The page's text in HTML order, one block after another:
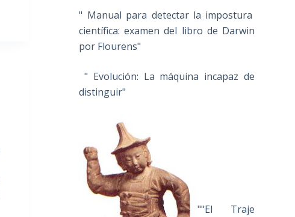
" Manual para detectar la impostura
científica: examen del libro de Darwin
por Flourens"
" Evolución: La máquina incapaz de
distinguir"
""El Traje